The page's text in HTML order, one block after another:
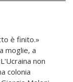
è finito.»
moglie, a
non
colonia